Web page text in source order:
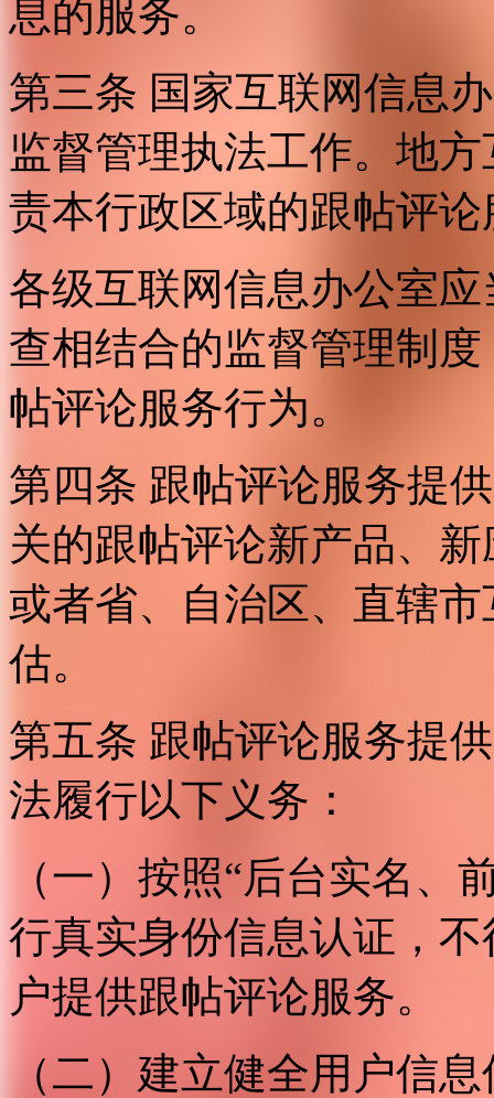
息的服务。
第三条 国家互联网信息
监督管理执法工作。地
责本行政区域的跟帖评
各级互联网信息办公室
查相结合的监督管理制
帖评论服务行为。
第四条 跟帖评论服务提
关的跟帖评论新产品、
或者省、自治区、直辖
估。
第五条 跟帖评论服务提
法履行以下义务：
（一）按照“后台实名、
行真实身份信息认证，
户提供跟帖评论服务。
（二）建立健全用户信